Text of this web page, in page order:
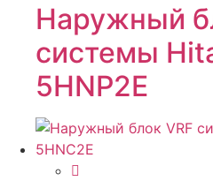
Наружный
системы
5HNP2E